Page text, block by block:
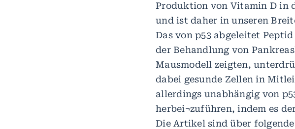
Produktion von Vitamin D in
und ist daher in unseren
Das von p53 abgeleitet
der Behandlung von
Mausmodell zeigten,
dabei gesunde Zellen in
allerdings unabhängig von
herbei¬zuführen, indem es
Die Artikel sind über